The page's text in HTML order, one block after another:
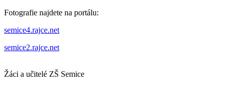
Fotografie najdete na portálu:
semice4.rajce.net
semice2.rajce.net
Žáci a učitelé ZŠ Semice